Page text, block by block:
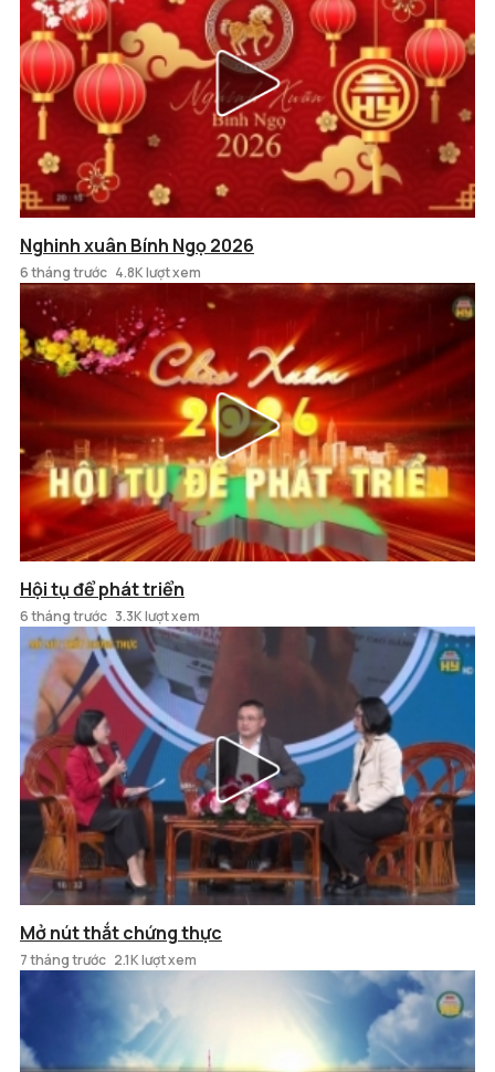
Nghinh xuân Bính Ngọ 2026
6 tháng trước 4.8K lượt xem
Hội tụ để phát triển
6 tháng trước 3.3K lượt xem
Mở nút thắt chứng thực
7 tháng trước 2.1K lượt xem